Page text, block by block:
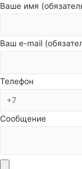
Ваше имя
Ваш e-mail
Телефон
Сообщение